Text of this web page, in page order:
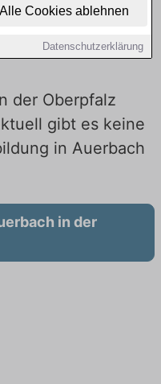
Alle Cookies ablehnen
Datenschutzerklärung
in Auerbach in der
Entdecken Sie freie
Sie sich noch
der Oberpfalz
gibt es keine
in Auerbach
in der